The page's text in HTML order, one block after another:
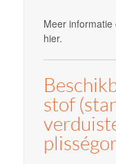
Meer informatie
hier.
stof